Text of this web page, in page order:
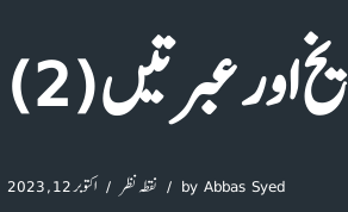
عبرتیں(2)
by Abbas Syed نقطہ نظر اکتوبر 12, 2023